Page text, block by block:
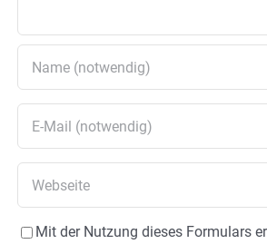
Mit der Nutzung dieses Formulars